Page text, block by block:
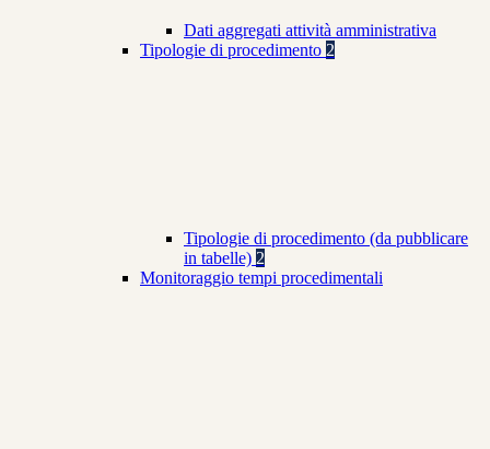
Dati aggregati attività amministrativa
Tipologie di procedimento 2
Tipologie di procedimento (da pubblicare
in tabelle) 2
Monitoraggio tempi procedimentali